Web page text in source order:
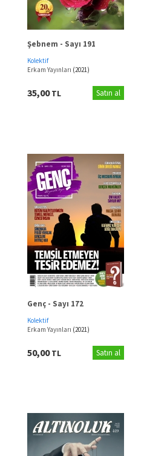
Şebnem - Sayı 191
Kolektif
Erkam Yayınları (2021)
35,00TL Satın al
Genç - Sayı 172
Kolektif
Erkam Yayınları (2021)
50,00TL Satın al